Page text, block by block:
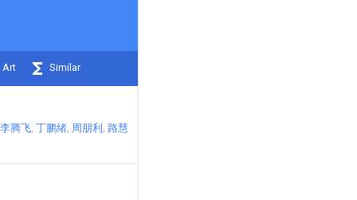
Art Similar
李腾飞 丁鹏绪 周朋利 路慧